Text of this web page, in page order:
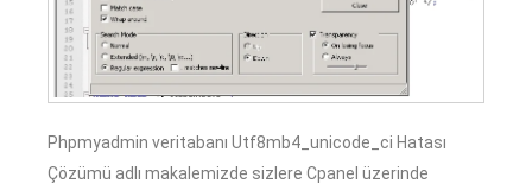
Phpmyadmin veritabanı Utf8mb4_unicode_ci Hatası
Çözümü adlı makalemizde sizlere Cpanel üzerinde